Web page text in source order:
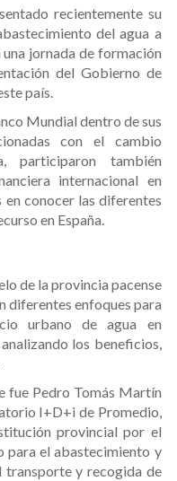
recientemente su
del agua a
jornada de formación
del Gobierno de
país.
Mundial dentro de sus
con el cambio
también
internacional en
conocer las diferentes
en España.
de la provincia pacense
diferentes enfoques para
urbano de agua en
los beneficios,
fue Pedro Tomás Martín
I+D+i de Promedio,
provincial por el
para el abastecimiento y
transporte y recogida de